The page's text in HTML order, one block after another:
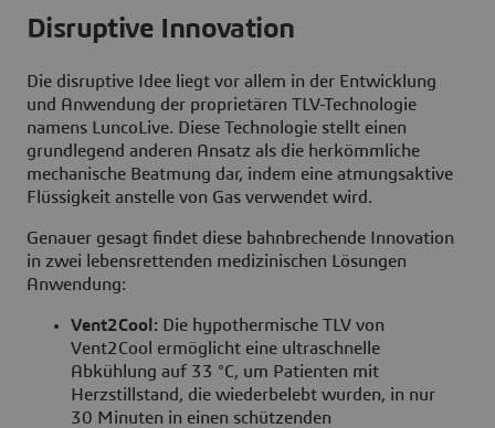
Disruptive Innovation
Die disruptive Idee liegt vor allem in der Entwicklung
und Anwendung der proprietären TLV-Technologie
namens LuncoLive. Diese Technologie stellt einen
grundlegend anderen Ansatz als die herkömmliche
mechanische Beatmung dar, indem eine atmungsaktive
Flüssigkeit anstelle von Gas verwendet wird.
Genauer gesagt findet diese bahnbrechende Innovation
in zwei lebensrettenden medizinischen Lösungen
Anwendung:
Vent2Cool: Die hypothermische TLV von
Vent2Cool ermöglicht eine ultraschnelle
Abkühlung auf 33 °C, um Patienten mit
Herzstillstand, die wiederbelebt wurden, in nur
30 Minuten in einen schützenden